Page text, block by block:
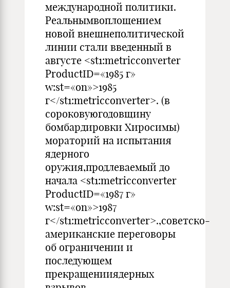
международной политики.
Реальнымвоплощением
новой внешнеполитической
линии стали введенный в
августе <st1:metricconverter
ProductID=«1985 г»
w:st=«on»>1985
г</st1:metricconverter>. (в
сороковуюгодовщину
бомбардировки Хиросимы)
мораторий на испытания
ядерного
оружия,продлеваемый до
начала <st1:metricconverter
ProductID=«1987 г»
w:st=«on»>1987
г</st1:metricconverter>.,советско-
американские переговоры
об ограничении и
последующем
прекращенииядерных